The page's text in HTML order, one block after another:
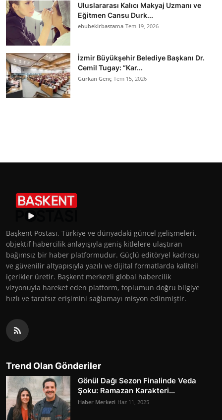
Uluslararası Kalıcı Makyaj Uzmanı ve
Eğitmen Cansu Durk...
ebubekirbastama Tem 19, 2026
İzmir Büyükşehir Belediye Başkanı Dr.
Cemil Tugay: “Kar...
Gürkan Genç Tem 15, 2026
Başkent Postası, Türkiye ve dünyadaki güncel gelişmeleri,
objektif habercilik anlayışıyla geniş kitlelere ulaştıran
bağımsız bir haber platformudur. Güçlü editöryel kadrosu
ve güvenilir altyapısıyla yazılı ve dijital formatlarda kaliteli
içerikler üretir. Başkent merkezli global habercilik
vizyonuyla hareket eden platform, toplumun doğru bilgiye
hızlı ve tarafsız erişimini sağlamayı misyon edinmiştir.
Trend Olan Gönderiler
Gönül Dağı Sezon Finalinde Veda
Şoku: Ramazan Karakteri...
Haber Merkezi Haz 11, 2025